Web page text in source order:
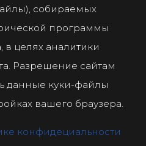
собираемых
программы
в целях аналитики
Разрешение сайтам
данные куки-файлы
вашего браузера.
конфидециальности